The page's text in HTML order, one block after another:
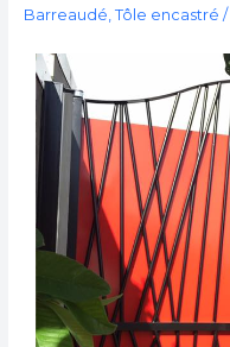
Barreaudé, Tôle encastré /